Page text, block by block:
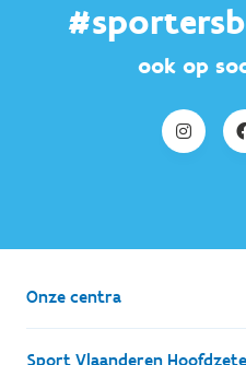
ook op
Onze centra
Sport Vlaanderen